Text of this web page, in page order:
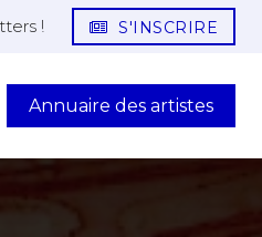
! S'INSCRIRE
Annuaire des artistes